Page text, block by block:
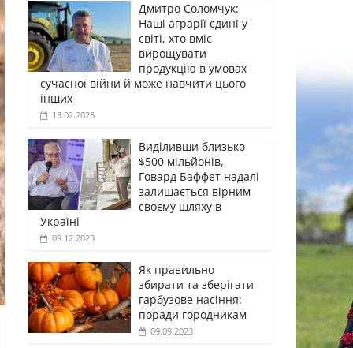
Дмитро Соломчук:
Наші аграрії єдині у
світі, хто вміє
вирощувати
продукцію в умовах
сучасної війни й може навчити цього
інших
13.02.2026
Виділивши близько
$500 мільйонів,
Говард Баффет надалі
залишається вірним
своєму шляху в
Україні
09.12.2023
Як правильно
збирати та зберігати
гарбузове насіння:
поради городникам
09.09.2023